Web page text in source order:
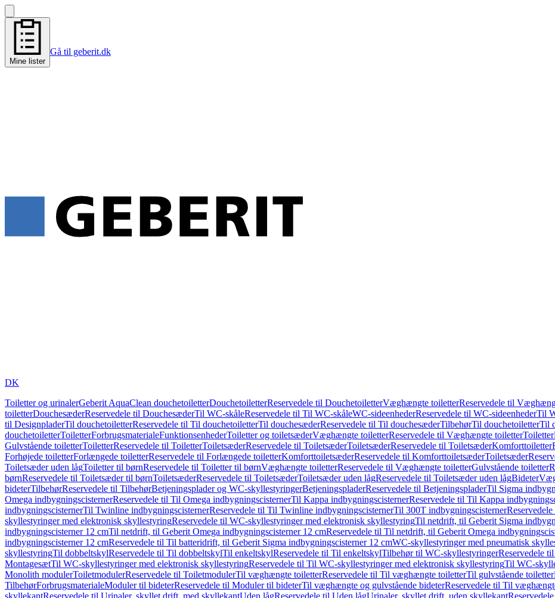
Mine lister
Gå til geberit.dk
DK
Toiletter og urinalerGeberit AquaClean douchetoiletterDouchetoiletterReservedele til DouchetoiletterVæghængte toiletterReservedele til
toiletterDouchesæderReservedele til DouchesæderTil WC-skåleReservedele til Til WC-skåleWC-sideenhederReservedele til WC-sideenhederTil
til DesignpladerTil douchetoiletterReservedele til Til douchetoiletterTil douchesæderReservedele til Til douchesæderTilbehørTil douchetoiletterTil
douchetoiletterToiletterForbrugsmaterialeFunktionsenhederToiletter og toiletsæderVæghængte toiletterReservedele til Væghængte toiletterToiletter
Gulvstående toiletterToiletterReservedele til ToiletterToiletsæderReservedele til ToiletsæderToiletsæderReservedele til ToiletsæderKomforttoiletter
Forhøjede toiletterForlængede toiletterReservedele til Forlængede toiletterKomforttoiletsæderReservedele til KomforttoiletsæderToiletsæder
Toiletsæder uden lågToiletter til børnReservedele til Toiletter til børnVæghængte toiletterReservedele til Væghængte toiletterGulvstående toiletter
børnReservedele til Toiletsæder til børnToiletsæderReservedele til ToiletsæderToiletsæder uden lågReservedele til Toiletsæder uden lågBideter
bideterTilbehørReservedele til TilbehørBetjeningsplader og WC-skyllestyringerBetjeningspladerReservedele til BetjeningspladerTil Sigma
Omega indbygningscisternerReservedele til Til Omega indbygningscisternerTil Kappa indbygningscisternerReservedele til Til Kappa
indbygningscisternerTil Twinline indbygningscisternerReservedele til Til Twinline indbygningscisternerTil 300T indbygningscisterner
skyllestyringer med elektronisk skyllestyringReservedele til WC-skyllestyringer med elektronisk skyllestyringTil netdrift, til Geberit Sigma
indbygningscisterner 12 cmTil netdrift, til Geberit Omega indbygningscisterner 12 cmReservedele til Til netdrift, til Geberit Omega
indbygningscisterner 12 cmReservedele til Til batteridrift, til Geberit Sigma indbygningscisterner 12 cmWC-skyllestyringer med pneumatisk
skyllestyringTil dobbeltskylReservedele til Til dobbeltskylTil enkeltskylReservedele til Til enkeltskylTilbehør til WC-skyllestyringerReservedele
MontagesætTil WC-skyllestyringer med elektronisk skyllestyringReservedele til Til WC-skyllestyringer med elektronisk skyllestyringTil WC-
Monolith modulerToiletmodulerReservedele til ToiletmodulerTil væghængte toiletterReservedele til Til væghængte toiletterTil gulvstående toiletter
TilbehørForbrugsmaterialeModuler til bideterReservedele til Moduler til bideterTil væghængte og gulvstående bideterReservedele til Til
skyllekantReservedele til Urinaler, skyllet drift, med skyllekantUden lågReservedele til Uden lågUrinaler, skyllet drift, uden skyllekant